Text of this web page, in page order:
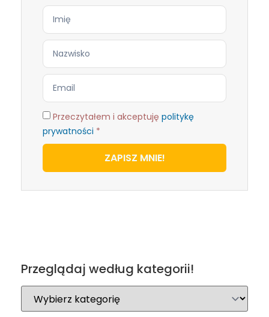
Przeczytałem i akceptuję politykę
prywatności *
ZAPISZ MNIE!
Przeglądaj według kategorii!